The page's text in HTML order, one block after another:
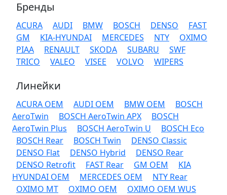
Бренды
ACURA AUDI BMW BOSCH DENSO
FAST
GM
KIA-HYUNDAI MERCEDES NTY
OXIMO
PIAA
RENAULT SKODA SUBARU
SWF
TRICO
VALEO VISEE VOLVO WIPERS
Линейки
ACURA OEM AUDI OEM BMW OEM
BOSCH
AeroTwin
BOSCH AeroTwin APX
BOSCH
AeroTwin Plus
BOSCH AeroTwin U
BOSCH Eco
BOSCH Rear
BOSCH Twin
DENSO Classic
DENSO Flat
DENSO Hybrid
DENSO Rear
DENSO Retrofit
FAST Rear GM OEM
KIA
HYUNDAI OEM
MERCEDES OEM
NTY Rear
OXIMO MT
OXIMO OEM
OXIMO OEM WUS